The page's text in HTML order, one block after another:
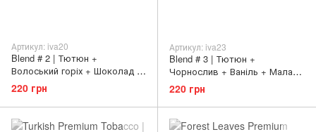
Артикул: iva20
Blend # 2 | Тютюн +
Волоський горіх + Шоколад -
IVA (3 мг | 60 мл)
220 грн
Артикул: iva23
Blend # 3 | Тютюн +
Чорнослив + Ваніль + Малага
- IVA (3 мг | 60 мл)
220 грн